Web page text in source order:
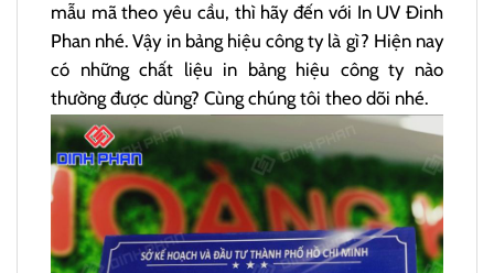
mẫu mã theo yêu cầu, thì hãy đến với In UV Đinh
Phan nhé. Vậy in bảng hiệu công ty là gì? Hiện nay
có những chất liệu in bảng hiệu công ty nào
thường được dùng? Cùng chúng tôi theo dõi nhé.